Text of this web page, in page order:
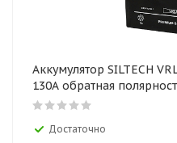
Аккумулятор SILTECH
130А обратная
Достаточно